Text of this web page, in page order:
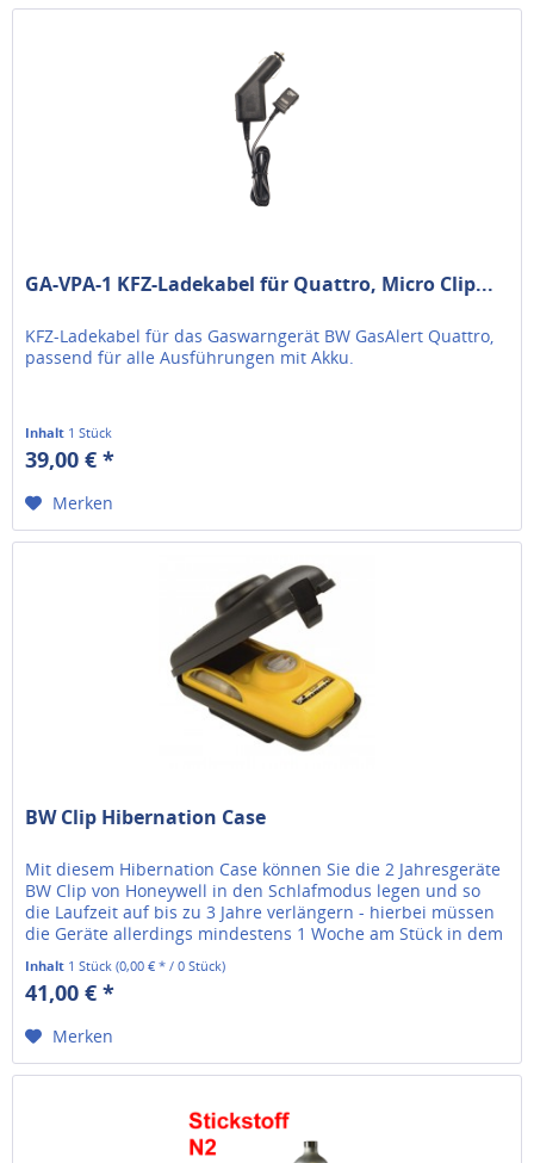
GA-VPA-1 KFZ-Ladekabel für Quattro, Micro Clip...
KFZ-Ladekabel für das Gaswarngerät BW GasAlert Quattro,
passend für alle Ausführungen mit Akku.
Inhalt 1 Stück
39,00 € *
Merken
BW Clip Hibernation Case
Mit diesem Hibernation Case können Sie die 2 Jahresgeräte
BW Clip von Honeywell in den Schlafmodus legen und so
die Laufzeit auf bis zu 3 Jahre verlängern - hierbei müssen
die Geräte allerdings mindestens 1 Woche am Stück in dem
Case...
Inhalt 1 Stück(0,00 € * / 0 Stück)
41,00 € *
Merken